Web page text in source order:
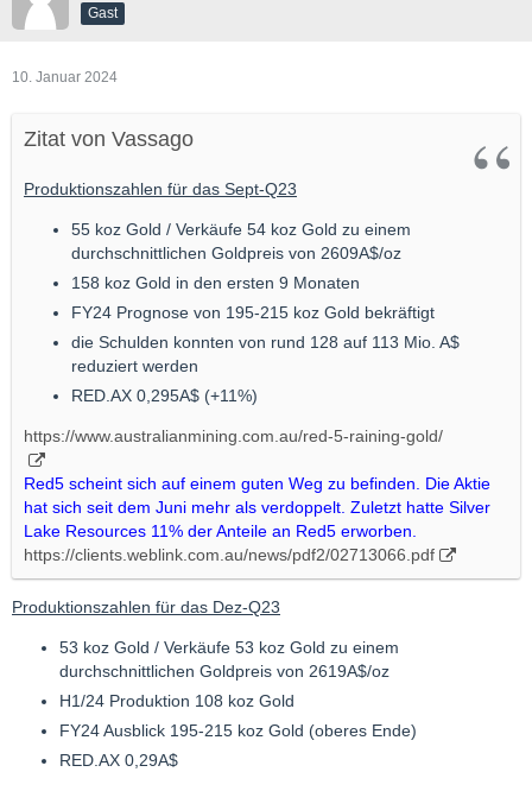
Gast
10. Januar 2024
Zitat von Vassago
Produktionszahlen für das Sept-Q23
55 koz Gold / Verkäufe 54 koz Gold zu einem
durchschnittlichen Goldpreis von 2609A$/oz
158 koz Gold in den ersten 9 Monaten
FY24 Prognose von 195-215 koz Gold bekräftigt
die Schulden konnten von rund 128 auf 113 Mio. A$
reduziert werden
RED.AX 0,295A$ (+11%)
https://www.australianmining.com.au/red-5-raining-gold/
Red5 scheint sich auf einem guten Weg zu befinden. Die Aktie
hat sich seit dem Juni mehr als verdoppelt. Zuletzt hatte Silver
Lake Resources 11% der Anteile an Red5 erworben.
https://clients.weblink.com.au/news/pdf2/02713066.pdf
Produktionszahlen für das Dez-Q23
53 koz Gold / Verkäufe 53 koz Gold zu einem
durchschnittlichen Goldpreis von 2619A$/oz
H1/24 Produktion 108 koz Gold
FY24 Ausblick 195-215 koz Gold (oberes Ende)
RED.AX 0,29A$